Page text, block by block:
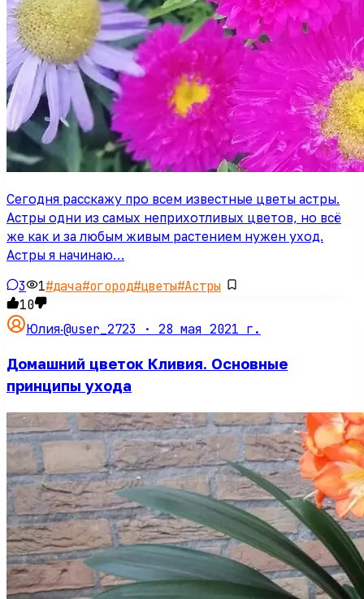
Сегодня расскажу про всем известные цветы астры.
Астры одни из самых неприхотливых цветов, но всё
же как и за любым живым растением нужен уход.
Астры я начинаю…
3 1#дача#огород#цветы#Астры
10
Юлия·@user_2723 · 28 мая 2021 г.
Домашний цветок Кливия. Основные
принципы ухода